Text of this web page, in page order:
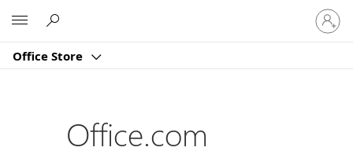
Office Store
Bei
Ihrem
Konto
Office.com